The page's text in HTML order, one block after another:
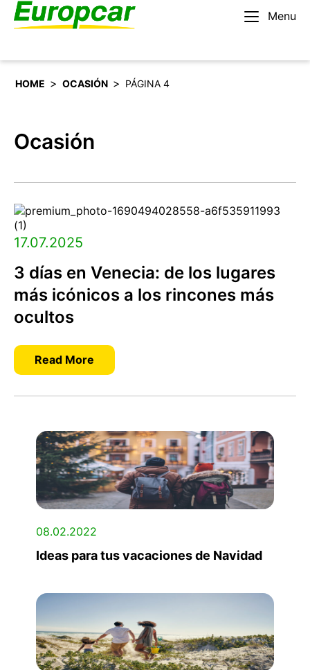
Menu
Español
HOME > OCASIÓN > PÁGINA 4
Ocasión
17.07.2025
3 días en Venecia: de los lugares
más icónicos a los rincones más
ocultos
Read More
08.02.2022
Ideas para tus vacaciones de Navidad